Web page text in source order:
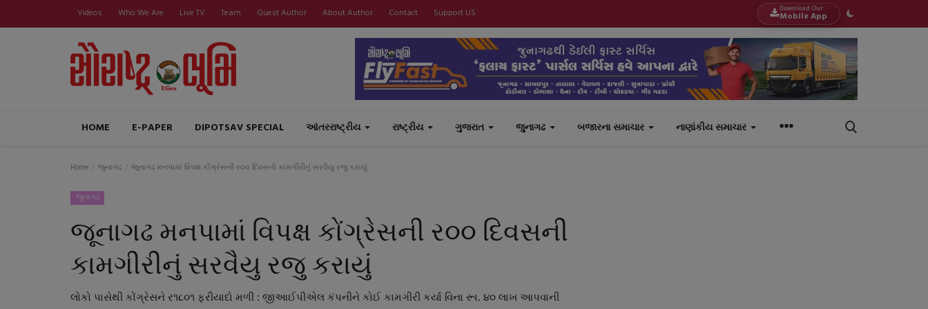
Videos Who We Are Live TV Team Guest Author About Author Contact Support US Download Our
Mobile App
HOME E-PAPER DIPOTSAV SPECIAL આંતરરાષ્ટ્રીય રાષ્ટ્રીય ગુજરાત જુનાગઢ બજારના સમાચાર નાણાંકીય સમાચાર
Home જુનાગઢ જૂનાગઢ મનપામાં વિપક્ષ કોંગ્રેસની ર૦૦ દિવસની કામગીરીનું સરવૈયુ રજુ કરાયું
જુનાગઢ
જૂનાગઢ મનપામાં વિપક્ષ કોંગ્રેસની ર૦૦ દિવસની
કામગીરીનું સરવૈયુ રજુ કરાયું
લોકો પાસેથી કોંગ્રેસને ર૧૮૦૧ ફરીયાદો મળી : જીઆઈપીએલ કંપનીને કોઈ કામગીરી કર્યા વિના રૂા. ૪૦ લાખ આપવાની